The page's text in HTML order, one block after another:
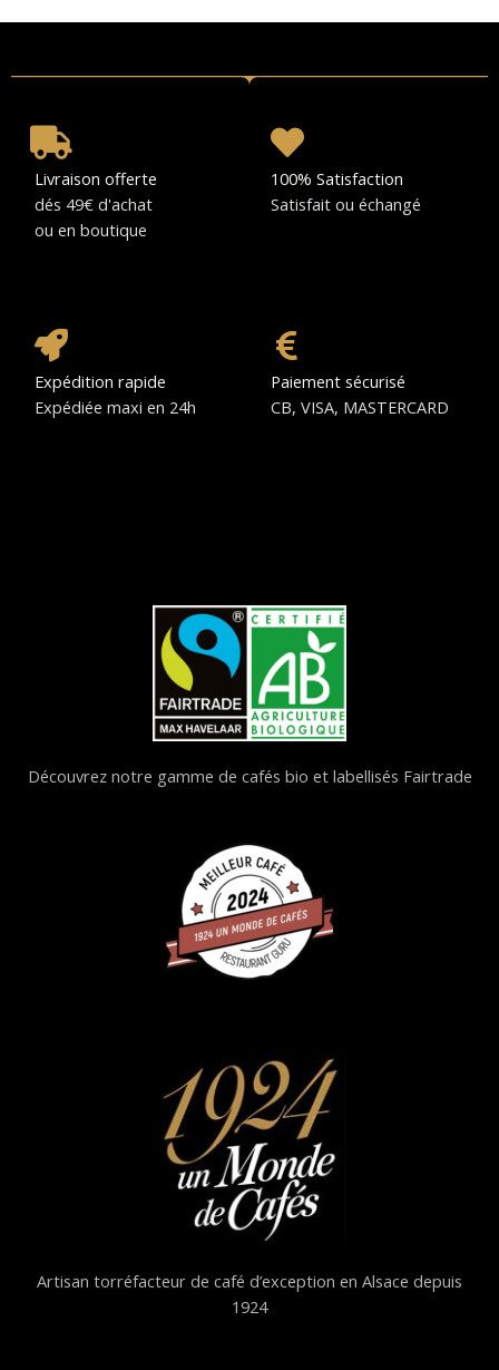
Livraison offerte
dés 49€ d'achat
ou en boutique
100% Satisfaction
Satisfait ou échangé
Expédition rapide
Expédiée maxi en 24h
Paiement sécurisé
CB, VISA, MASTERCARD
Découvrez notre gamme de cafés bio et labellisés Fairtrade
Artisan torréfacteur de café d’exception en Alsace depuis
1924